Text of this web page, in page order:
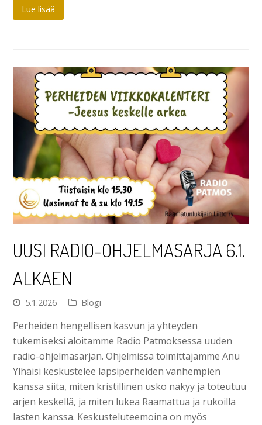
Lue lisää
UUSI RADIO-OHJELMASARJA 6.1.
ALKAEN
5.1.2026 Blogi
Perheiden hengellisen kasvun ja yhteyden
tukemiseksi aloitamme Radio Patmoksessa uuden
radio-ohjelmasarjan. Ohjelmissa toimittajamme Anu
Ylhäisi keskustelee lapsiperheiden vanhempien
kanssa siitä, miten kristillinen usko näkyy ja toteutuu
arjen keskellä, ja miten lukea Raamattua ja rukoilla
lasten kanssa. Keskusteluteemoina on myös